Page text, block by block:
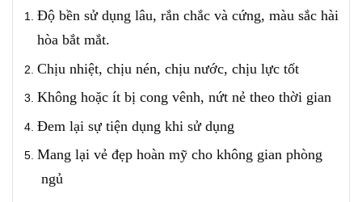
Độ bền sử dụng lâu, rắn chắc và cứng, màu sắc hài
hòa bắt mắt.
Chịu nhiệt, chịu nén, chịu nước, chịu lực tốt
Không hoặc ít bị cong vênh, nứt nẻ theo thời gian
Đem lại sự tiện dụng khi sử dụng
Mang lại vẻ đẹp hoàn mỹ cho không gian phòng
ngủ